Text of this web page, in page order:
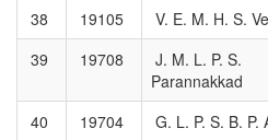
38 19105 V. E. M. H. S.
39
19708
J. M. L. P. S.
Parannakkad
40 19704 G. L. P. S. B. P.